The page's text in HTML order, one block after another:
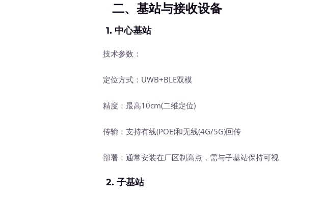
二、基站与接收设备
1. 中心基站
技术参数：
定位方式：UWB+BLE双模
精度：最高10cm(二维定位)
传输：支持有线(POE)和无线(4G/5G)回传
部署：通常安装在厂区制高点，需与子基站保持可视
2.子基站